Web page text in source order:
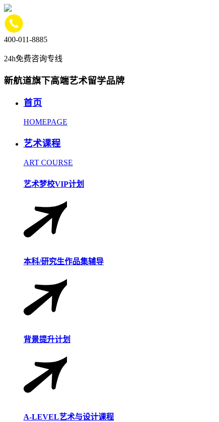
400-011-8885
24h免费咨询专线
新航道旗下高端艺术留学品牌
首页
HOMEPAGE
艺术课程
ART COURSE
艺术梦校VIP计划
本科/研究生作品集辅导
背景提升计划
A-LEVEL艺术与设计课程